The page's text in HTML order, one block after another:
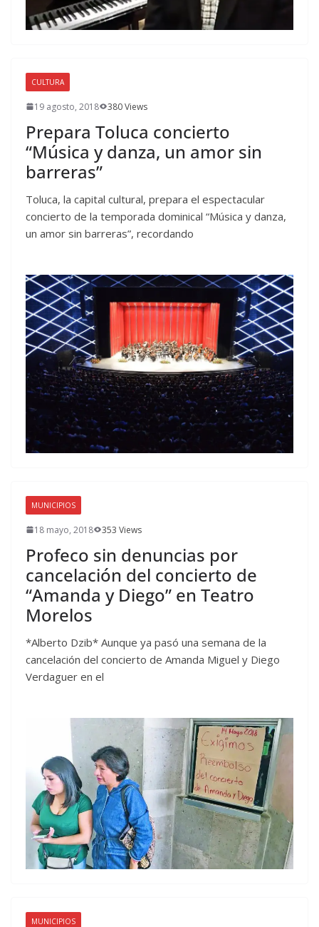
CULTURA
19 agosto, 2018 380 Views
Prepara Toluca concierto
“Música y danza, un amor sin
barreras”
Toluca, la capital cultural, prepara el espectacular
concierto de la temporada dominical “Música y danza,
un amor sin barreras”, recordando
MUNICIPIOS
18 mayo, 2018 353 Views
Profeco sin denuncias por
cancelación del concierto de
“Amanda y Diego” en Teatro
Morelos
*Alberto Dzib* Aunque ya pasó una semana de la
cancelación del concierto de Amanda Miguel y Diego
Verdaguer en el
MUNICIPIOS